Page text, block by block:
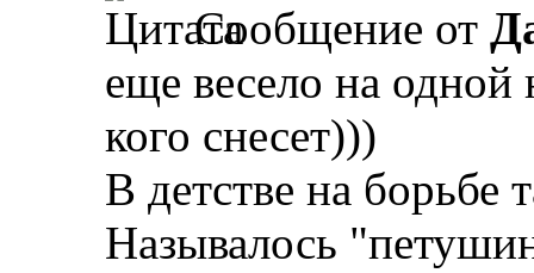
Сообщение от
еще весело на одной
кого снесет)))
В детстве на борьбе
Называлось